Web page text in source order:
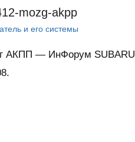
mozg-akpp
и его системы
АКПП — ИнФорум SUBARU